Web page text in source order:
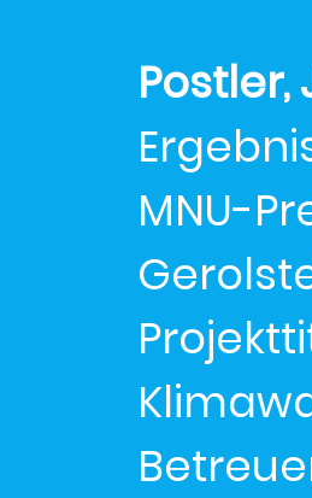
Postler,
MNU-